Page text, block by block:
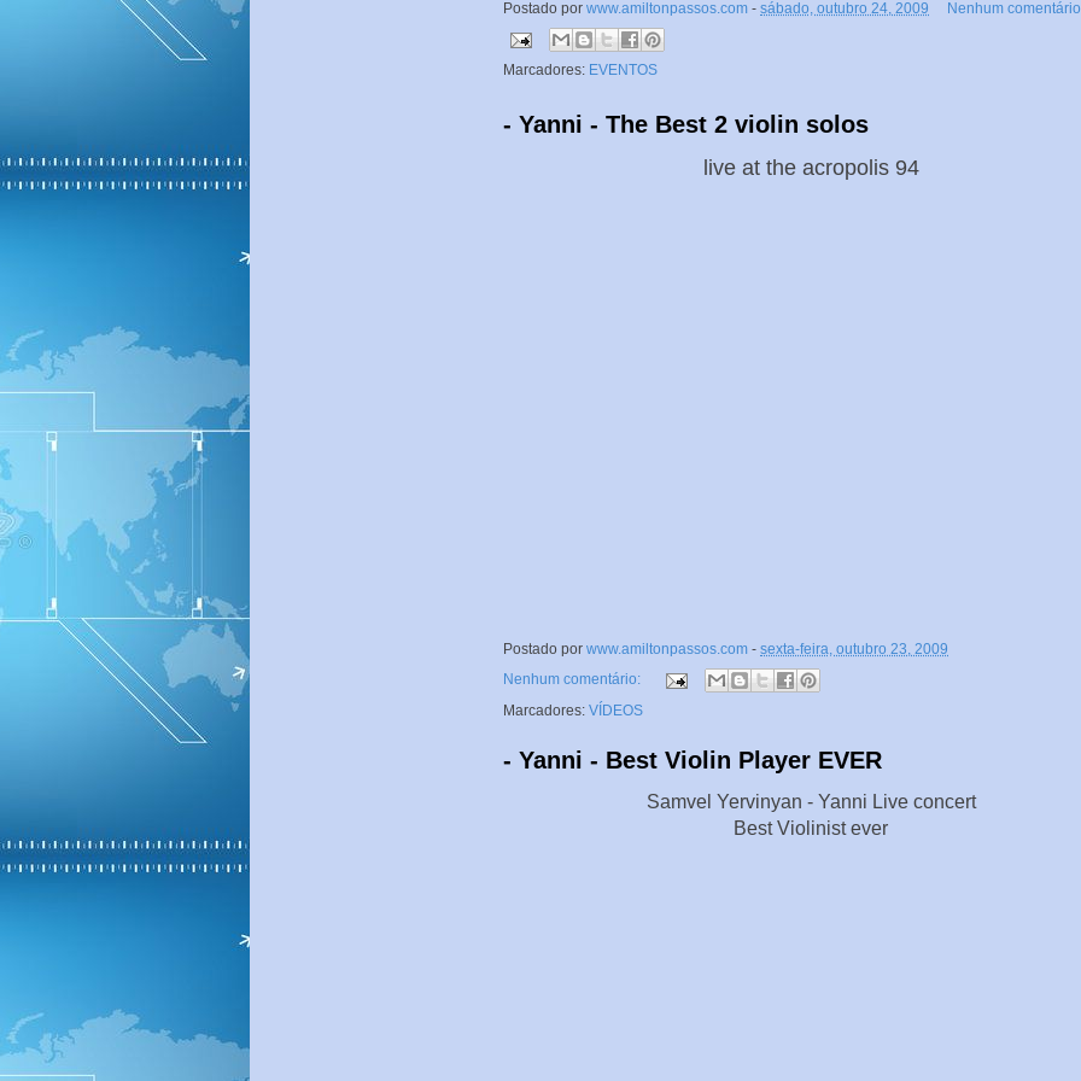
Postado por www.amiltonpassos.com - sábado, outubro 24, 2009 Nenhum
Marcadores: EVENTOS
- Yanni - The Best 2 violin solos
live at the acropolis 94
Postado por www.amiltonpassos.com - sexta-feira, outubro 23, 2009
Nenhum comentário:
Marcadores: VÍDEOS
- Yanni - Best Violin Player EVER
Samvel Yervinyan - Yanni Live concert
Best Violinist ever